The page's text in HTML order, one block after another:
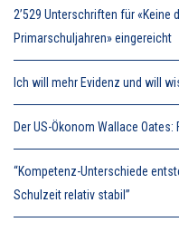
2’529 Unterschriften für «Keine
Primarschuljahren» eingereicht
Ich will mehr Evidenz und will
Der US-Ökonom Wallace
“Kompetenz-Unterschiede
Schulzeit relativ stabil”